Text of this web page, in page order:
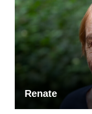
Renate